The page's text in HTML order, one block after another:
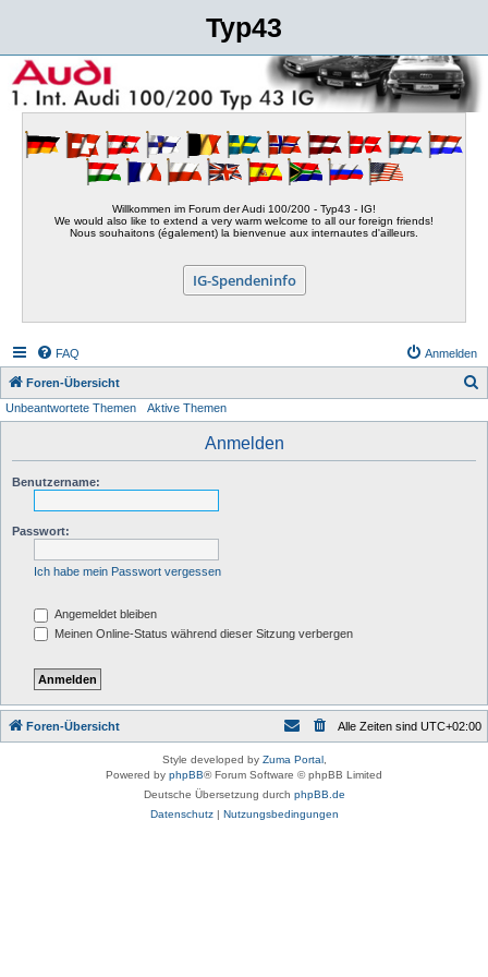
Typ43
Willkommen im Forum der Audi 100/200 - Typ43 - IG!
We would also like to extend a very warm welcome to all our foreign friends!
Nous souhaitons (également) la bienvenue aux internautes d'ailleurs.
IG-Spendeninfo
FAQ Anmelden
Foren-Übersicht
Unbeantwortete Themen Aktive Themen
Anmelden
Benutzername:
Passwort:
Ich habe mein Passwort vergessen
Angemeldet bleiben
Meinen Online-Status während dieser Sitzung verbergen
Foren-Übersicht Alle Zeiten sind UTC+02:00
Style developed by Zuma Portal,
Powered by phpBB® Forum Software © phpBB Limited
Deutsche Übersetzung durch phpBB.de
Datenschutz| Nutzungsbedingungen